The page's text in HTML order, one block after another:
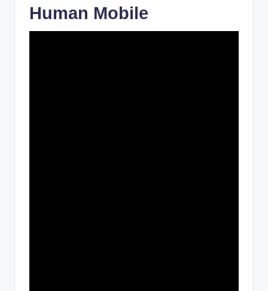
Human Mobile